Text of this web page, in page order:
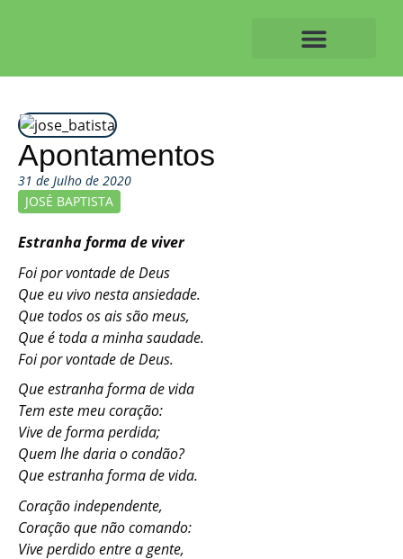
Apontamentos
31 de Julho de 2020
JOSÉ BAPTISTA
Estranha forma de viver
Foi por vontade de Deus
Que eu vivo nesta ansiedade.
Que todos os ais são meus,
Que é toda a minha saudade.
Foi por vontade de Deus.
Que estranha forma de vida
Tem este meu coração:
Vive de forma perdida;
Quem lhe daria o condão?
Que estranha forma de vida.
Coração independente,
Coração que não comando:
Vive perdido entre a gente,